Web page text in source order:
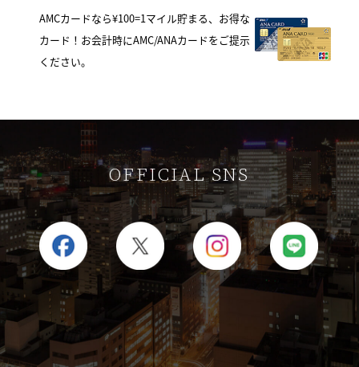
AMCカードなら¥100=1マイル貯まる、お得な
カード！お会計時にAMC/ANAカードをご提示
ください。
OFFICIAL SNS